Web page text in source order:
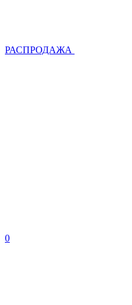
РАСПРОДАЖА
0